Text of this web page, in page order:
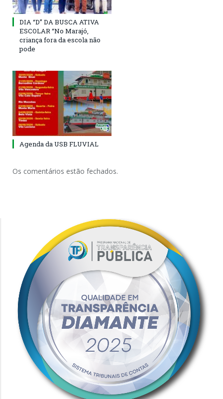
DIA “D” DA BUSCA ATIVA
ESCOLAR “No Marajó,
criança fora da escola não
pode
Agenda da USB FLUVIAL
Os comentários estão fechados.